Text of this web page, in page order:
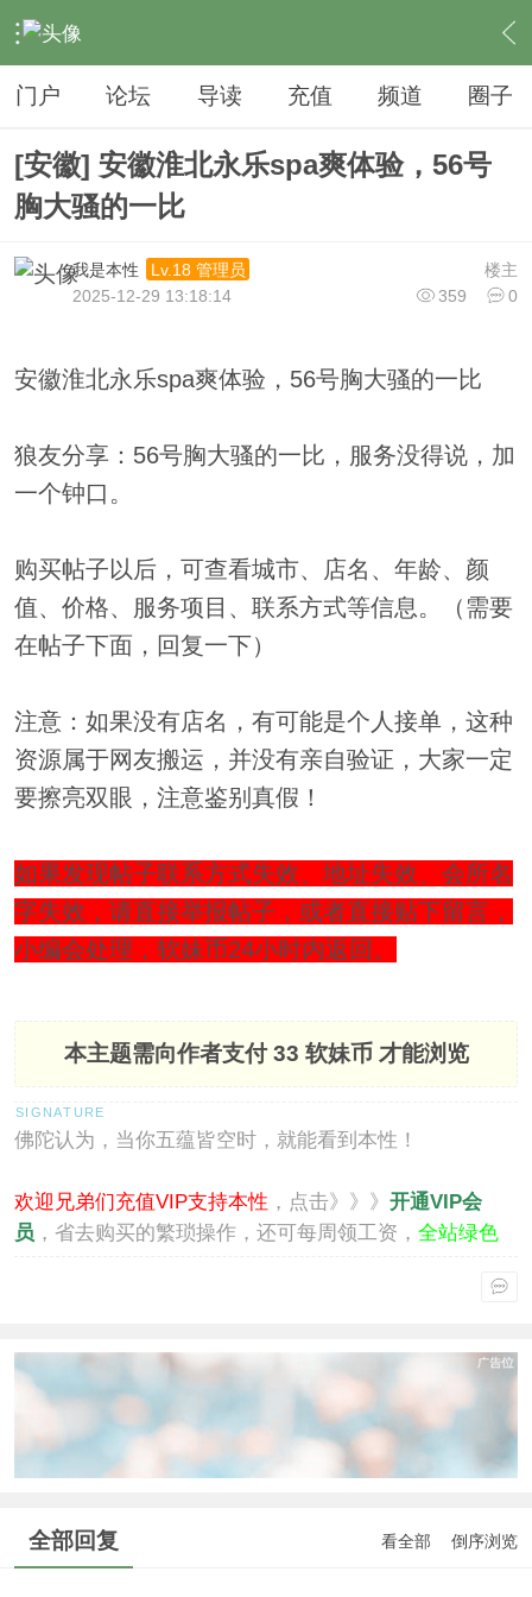
› 夜生活 › SPA › 内容
门户 论坛 导读 充值 频道 圈子
[安徽] 安徽淮北永乐spa爽体验，56号
胸大骚的一比
楼主
我是本性
Lv.18 管理员
359
0
2025-12-29 13:18:14
安徽淮北永乐spa爽体验，56号胸大骚的一比
狼友分享：56号胸大骚的一比，服务没得说，加
一个钟口。
购买帖子以后，可查看城市、店名、年龄、颜
值、价格、服务项目、联系方式等信息。（需要
在帖子下面，回复一下）
注意：如果没有店名，有可能是个人接单，这种
资源属于网友搬运，并没有亲自验证，大家一定
要擦亮双眼，注意鉴别真假！
如果发现帖子联系方式失效、地址失效、会所名
字失效，请直接举报帖子，或者直接贴下留言，
小编会处理，软妹币24小时内返回。
本主题需向作者支付33 软妹币 才能浏览
佛陀认为，当你五蕴皆空时，就能看到本性！
欢迎兄弟们充值VIP支持本性 ，点击》》》 开通VIP会
员 ，省去购买的繁琐操作，还可每周领工资， 全站绿色
全部回复 看全部 倒序浏览